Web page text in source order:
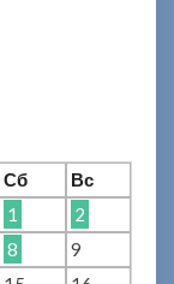
Сб Вс
1
2
8
9